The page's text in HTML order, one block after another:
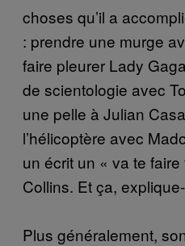
choses qu’il a
: prendre une murge
faire pleurer Lady
de scientologie avec
une pelle à Julian
l’hélicoptère avec
un écrit un « va te
Collins. Et ça,
Plus généralement,